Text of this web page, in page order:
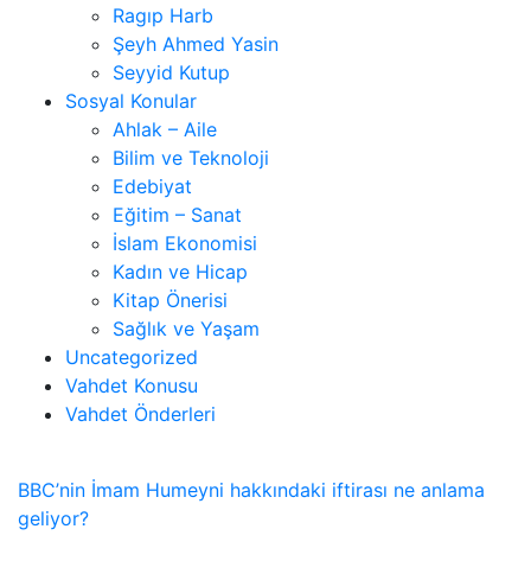
Ragıp Harb
Şeyh Ahmed Yasin
Seyyid Kutup
Sosyal Konular
Ahlak – Aile
Bilim ve Teknoloji
Edebiyat
Eğitim – Sanat
İslam Ekonomisi
Kadın ve Hicap
Kitap Önerisi
Sağlık ve Yaşam
Uncategorized
Vahdet Konusu
Vahdet Önderleri
BBC’nin İmam Humeyni hakkındaki iftirası ne anlama
geliyor?